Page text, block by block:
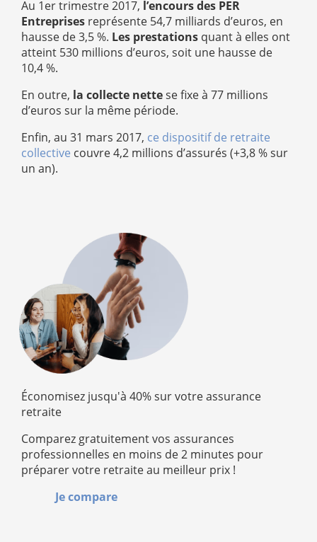
Au 1er trimestre 2017, l’encours des PER
Entreprises représente 54,7 milliards d’euros, en
hausse de 3,5 %. Les prestations quant à elles ont
atteint 530 millions d’euros, soit une hausse de
10,4 %.
En outre, la collecte nettese fixe à 77 millions
d’euros sur la même période.
Enfin, au 31 mars 2017, ce dispositif de retraite
collective couvre 4,2 millions d’assurés (+3,8 % sur
un an).
Économisez jusqu'à 40% sur votre assurance
retraite
Comparez gratuitement vos assurances
professionnelles en moins de 2 minutes pour
préparer votre retraite au meilleur prix !
Je compare